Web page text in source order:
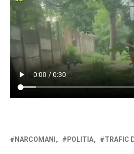
NARCOMANI POLITIA TRAFIC